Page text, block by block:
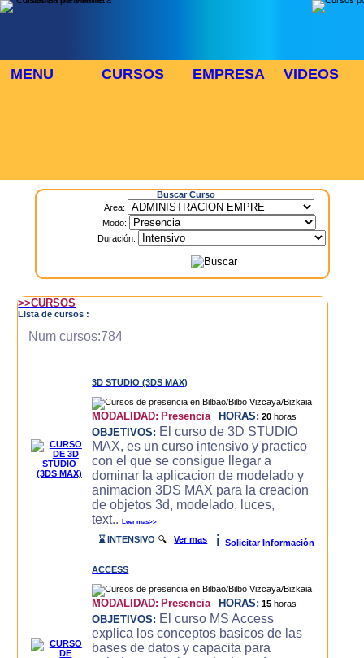
MENU CURSOS EMPRESA VIDEOS
Buscar Curso
Area:
Modo:
Duración:
>>CURSOS
Lista de cursos :
Num cursos:784
3D STUDIO (3DS MAX)
MODALIDAD: Presencia HORAS: 20 horas
OBJETIVOS: El curso de 3D STUDIO
MAX, es un curso intensivo y practico
con el que se consigue llegar a
dominar la aplicacion de modelado y
animacion 3DS MAX para la creacion
de objetos 3d, modelado, luces,
text..Leer mas>>
⌛ INTENSIVO 🔍Ver mas i Solicitar Información
ACCESS
MODALIDAD: Presencia HORAS: 15 horas
OBJETIVOS: El curso MS Access
explica los conceptos basicos de las
bases de datos y capacita para